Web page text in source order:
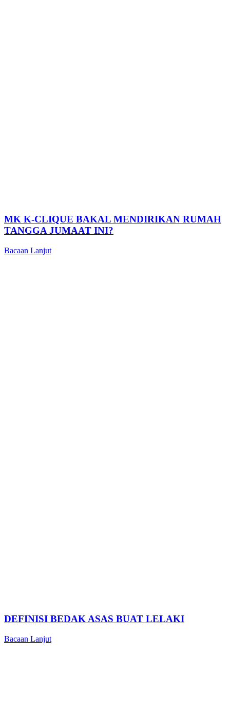
MK K-CLIQUE BAKAL MENDIRIKAN RUMAH
TANGGA JUMAAT INI?
Bacaan Lanjut
DEFINISI BEDAK ASAS BUAT LELAKI
Bacaan Lanjut